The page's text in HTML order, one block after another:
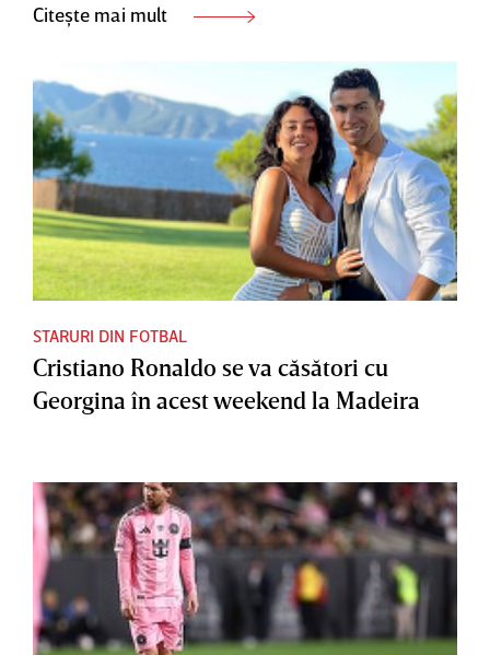
Citește mai mult
STARURI DIN FOTBAL
Cristiano Ronaldo se va căsători cu
Georgina în acest weekend la Madeira